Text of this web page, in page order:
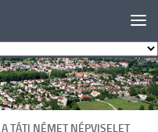
TÁTI NÉMET NÉPVISELET